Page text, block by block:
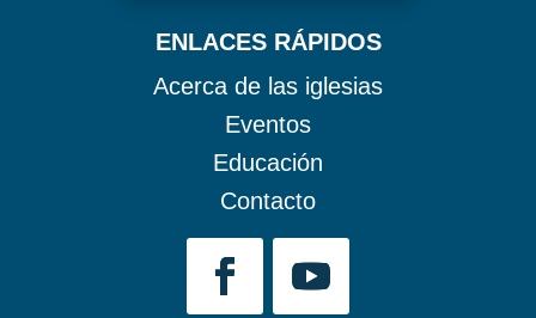
ENLACES RÁPIDOS
Acerca de las iglesias
Eventos
Educación
Contacto